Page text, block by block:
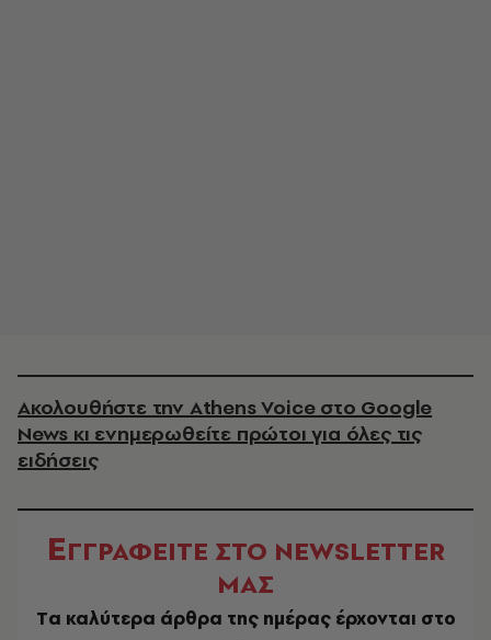
Ακολουθήστε την Athens Voice στο Google
News κι ενημερωθείτε πρώτοι για όλες τις
ειδήσεις
ΕΓΓΡΑΦΕΙΤΕ ΣΤΟ NEWSLETTER
ΜΑΣ
Tα καλύτερα άρθρα της ημέρας έρχονται στο